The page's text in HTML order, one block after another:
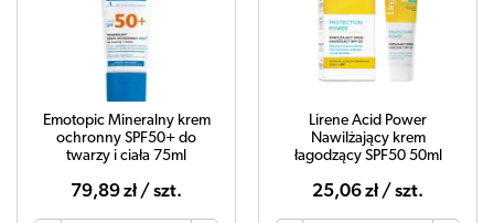
Emotopic Mineralny krem
ochronny SPF50+ do
twarzy i ciała 75ml
79,89 zł / szt.
Lirene Acid Power
Nawilżający krem
łagodzący SPF50 50ml
25,06 zł / szt.